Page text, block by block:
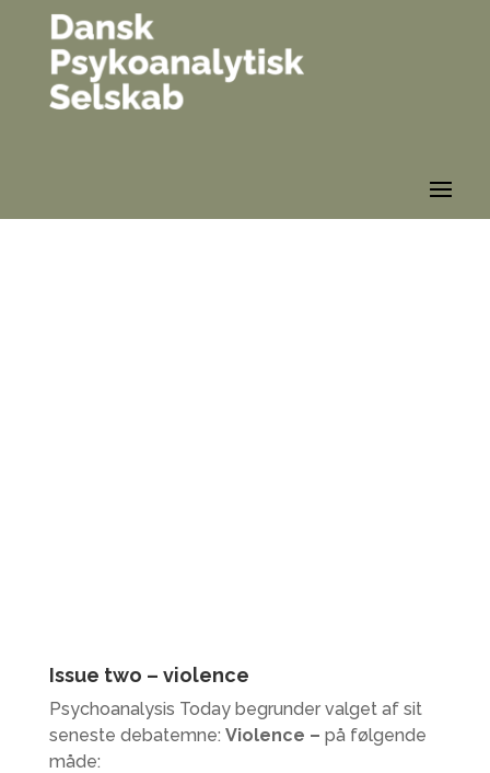
Issue two – violence
Psychoanalysis Today begrunder valget af sit
seneste debatemne: Violence – på følgende
måde: